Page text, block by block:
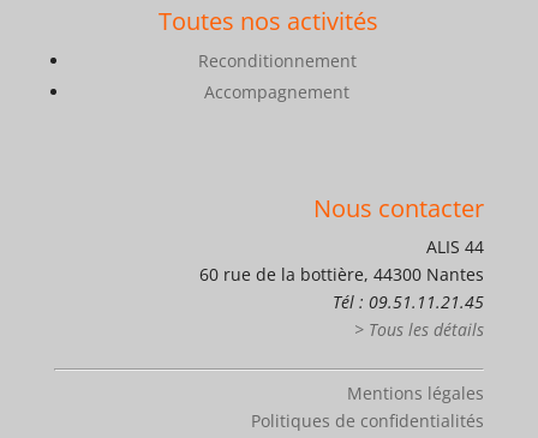
Toutes nos activités
Reconditionnement
Accompagnement
Nous contacter
ALIS 44
60 rue de la bottière, 44300 Nantes
Tél : 09.51.11.21.45
> Tous les détails
Mentions légales
Politiques de confidentialités